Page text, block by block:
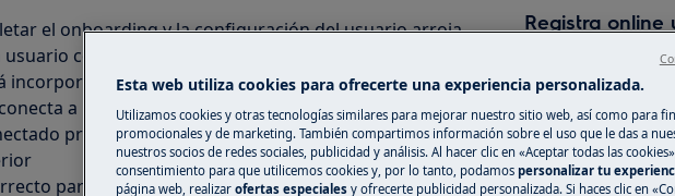
el onboarding y la configuración del usuario arroja
conectado”
incorporado, pero la contraseña de WiFi ha cambiado y
a la red.
previamente a una red WiFi y no se conecta a una
para el dispositivo, pero falla en la aplicación móvil
Registra online
Si no
registrar online
reparar tu
tener costes
naturaleza de la
Esta web utiliza cookies para ofrecerte una experiencia personalizada.
Utilizamos cookies y otras tecnologías similares para mejorar nuestro sitio web, así como para
promocionales y de marketing. También compartimos información sobre el uso que le das a
nuestros socios de redes sociales, publicidad y análisis. Al hacer clic en «Aceptar todas las
consentimiento para que utilicemos cookies y, por lo tanto, podamos personalizar tu
página web, realizar ofertas especiales y ofrecerte publicidad personalizada. Si haces clic en